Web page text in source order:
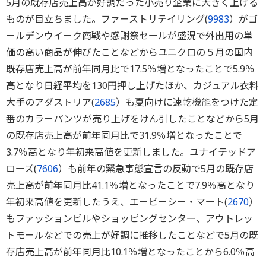
ものが目立ちました。ファーストリテイリング(9983）がゴ
ールデンウイーク商戦や感謝祭セールが盛況で外出用の単
価の高い商品が伸びたことなどからユニクロの５月の国内
既存店売上高が前年同月比で17.5％増となったことで5.9％
高となり日経平均を130円押し上げたほか、カジュアル衣料
大手のアダストリア(2685）も夏向けに速乾機能をつけた定
番のカラーパンツが売り上げをけん引したことなどから5月
の既存店売上高が前年同月比で31.9％増となったことで
3.7％高となり年初来高値を更新しました。ユナイテッドア
ローズ(7606）も前年の緊急事態宣言の反動で5月の既存店
売上高が前年同月比41.1％増となったことで7.9％高となり
年初来高値を更新したうえ、エービーシー・マート(2670）
もファッションビルやショッピングセンター、アウトレッ
トモールなどでの売上が好調に推移したことなどで5月の既
存店売上高が前年同月比10.1％増となったことから6.0％高